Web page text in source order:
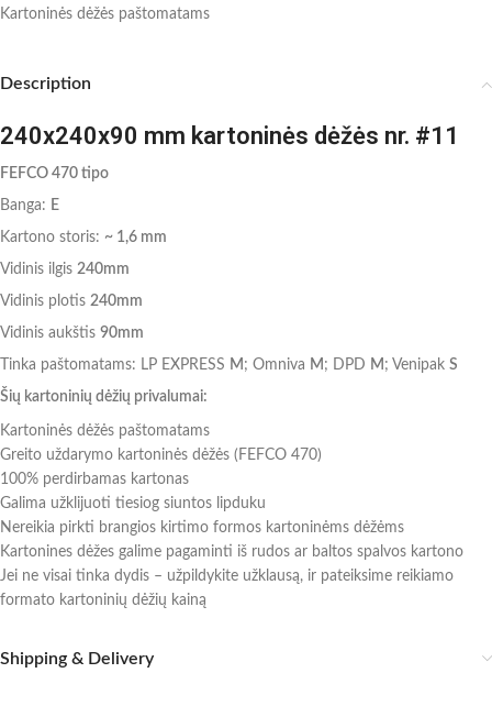
Kartoninės dėžės paštomatams
Description
240x240x90 mm kartoninės dėžės nr. #11
FEFCO 470 tipo
Banga: E
Kartono storis: ~ 1,6 mm
Vidinis ilgis 240mm
Vidinis plotis 240mm
Vidinis aukštis 90mm
Tinka paštomatams: LP EXPRESS M ; Omniva M ; DPD M ; Venipak S
Šių kartoninių dėžių privalumai:
Kartoninės dėžės paštomatams
Greito uždarymo kartoninės dėžės (FEFCO 470)
100% perdirbamas kartonas
Galima užklijuoti tiesiog siuntos lipduku
Nereikia pirkti brangios kirtimo formos kartoninėms dėžėms
Kartonines dėžes galime pagaminti iš rudos ar baltos spalvos kartono
Jei ne visai tinka dydis – užpildykite užklausą, ir pateiksime reikiamo
formato kartoninių dėžių kainą
Shipping & Delivery